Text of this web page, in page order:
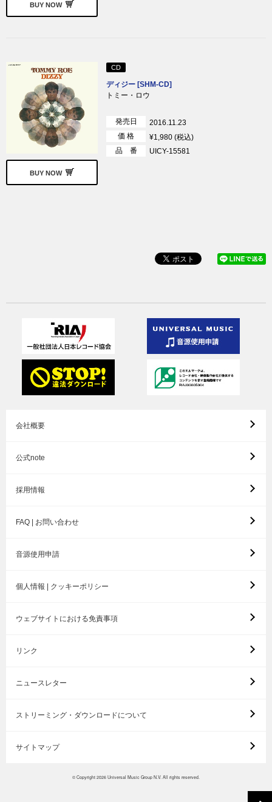
BUY NOW
BUY NOW
CD
ディジー [SHM-CD]
トミー・ロウ
発売日
2016.11.23
価 格
¥1,980 (税込)
品 番
UICY-15581
会社概要
公式note
採用情報
FAQ | お問い合わせ
音源使用申請
個人情報 | クッキーポリシー
ウェブサイトにおける免責事項
リンク
ニュースレター
ストリーミング・ダウンロードについて
サイトマップ
© Copyright 2026 Universal Music Group N.V. All rights reserved.